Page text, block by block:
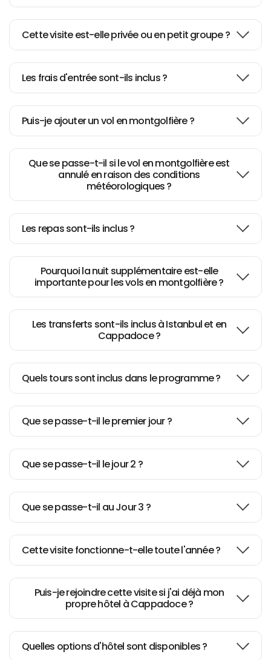
Excellent job coordinating our 3
day tour in Cappadocia
Istanbul and Cappadocia
2-night tour of Cappadocia
My Cappadocia trip
Thanks to Gokhan & Mehmet
Awesome!!
3 days Cappadocia tour
Great guides and a great trip
Exceptional Service! Highly
recommended.
Everything went smoothly.
Incredible Cappadocia in two full
What an amazing experience.
Excellent job and hassle free
balloon ride
Cette visite est-elle privée ou en petit groupe ?
Les frais d'entrée sont-ils inclus ?
Puis-je ajouter un vol en montgolfière ?
Que se passe-t-il si le vol en montgolfière est
annulé en raison des conditions
météorologiques ?
Les repas sont-ils inclus ?
Pourquoi la nuit supplémentaire est-elle
importante pour les vols en montgolfière ?
Les transferts sont-ils inclus à Istanbul et en
Cappadoce ?
Quels tours sont inclus dans le programme ?
Que se passe-t-il le premier jour ?
Que se passe-t-il le jour 2 ?
Que se passe-t-il au Jour 3 ?
Cette visite fonctionne-t-elle toute l'année ?
Puis-je rejoindre cette visite si j'ai déjà mon
propre hôtel à Cappadoce ?
Quelles options d'hôtel sont disponibles ?